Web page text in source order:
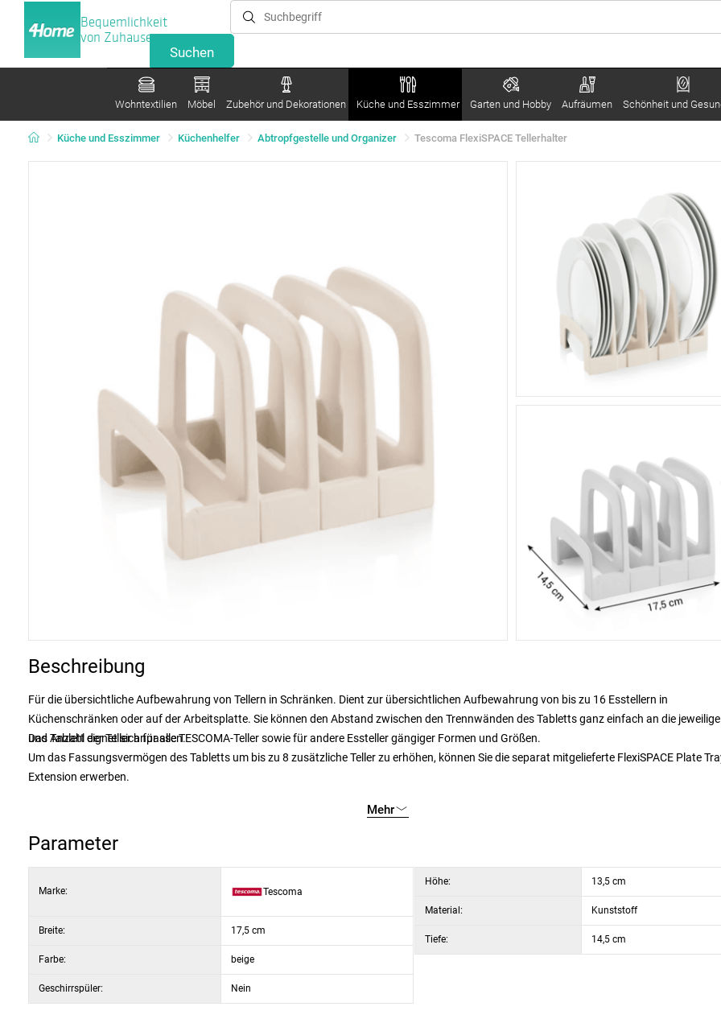
Bequemlichkeit
von Zuhause
Wohntextilien Möbel Zubehör und Dekorationen Küche und Esszimmer Garten und Hobby Aufräumen Schönheit und
Küche und Esszimmer Küchenhelfer Abtropfgestelle und Organizer Tescoma FlexiSPACE Tellerhalter
Beschreibung
Für die übersichtliche Aufbewahrung von Tellern in Schränken. Dient zur übersichtlichen Aufbewahrung von bis zu 16 Esstellern in
Küchenschränken oder auf der Arbeitsplatte. Sie können den Abstand zwischen den Trennwänden des Tabletts ganz einfach an die
und Anzahl der Teller anpassen.
Das Tablett eignet sich für alle TESCOMA-Teller sowie für andere Essteller gängiger Formen und Größen.
Um das Fassungsvermögen des Tabletts um bis zu 8 zusätzliche Teller zu erhöhen, können Sie die separat mitgelieferte FlexiSPACE Plate
Extension erwerben.
Mehr
Parameter
Marke: Tescoma
Breite: 17,5 cm
Farbe: beige
Geschirrspüler: Nein
Höhe: 13,5 cm
Material: Kunststoff
Tiefe: 14,5 cm